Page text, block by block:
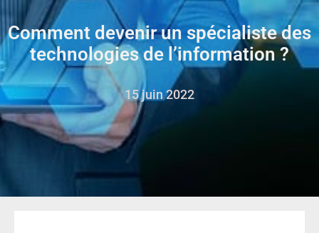
Comment devenir un spécialiste des
technologies de l’information ?
15 juin 2022